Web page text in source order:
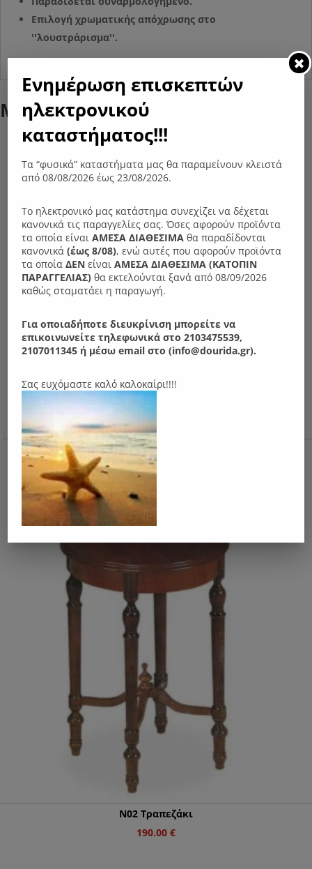
Επιλογή χρωματικής απόχρωσης στο
''λουστράρισμα''.
Μπορεί επίσης να σας αρέσει…
Ν06 Τραπεζάκι
270.00
Ν02 Τραπεζάκι
190.00 €
Ενημέρωση επισκεπτών
ηλεκτρονικού
καταστήματος!!!
Τα “φυσικά” καταστήματα μας θα παραμείνουν κλειστά
από 08/08/2026 έως 23/08/2026.
Το ηλεκτρονικό μας κατάστημα συνεχίζει να δέχεται
κανονικά τις παραγγελίες σας. Όσες αφορούν προϊόντα
τα οποία είναιΑΜΕΣΑ ΔΙΑΘΕΣΙΜΑ θα παραδίδονται
κανονικά(έως 8/08), ενώ αυτές που αφορούν προϊόντα
τα οποίαΔΕΝ είναι ΑΜΕΣΑ ΔΙΑΘΕΣΙΜΑ (ΚΑΤΟΠΙΝ
ΠΑΡΑΓΓΕΛIΑΣ) θα εκτελούνται ξανά από 08/09/2026
καθώς σταματάει η παραγωγή.
Για οποιαδήποτε διευκρίνιση μπορείτε να
επικοινωνείτε τηλεφωνικά στο 2103475539,
2107011345 ή μέσω email στο (info@dourida.gr).
Σας ευχόμαστε καλό καλοκαίρι!!!!